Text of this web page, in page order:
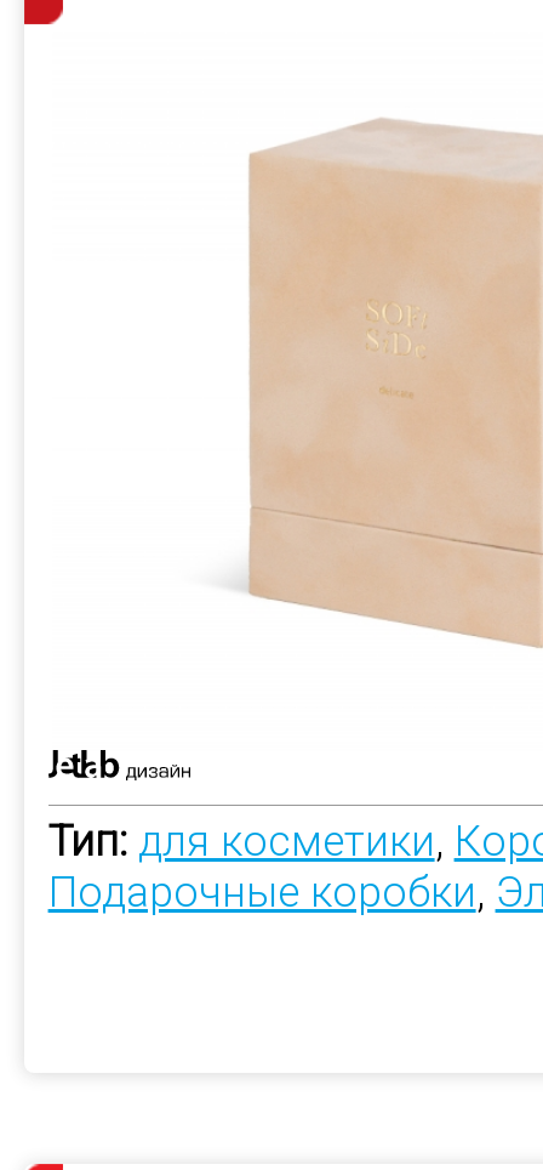
Тип: для косметики,
Подарочные коробки,